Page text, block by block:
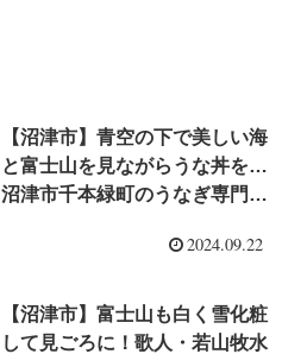
【沼津市】青空の下で美しい海
と富士山を見ながらうな丼を…
沼津市千本緑町のうなぎ専門店
2024.09.22
【沼津市】富士山も白く雪化粧
して見ごろに！歌人・若山牧水